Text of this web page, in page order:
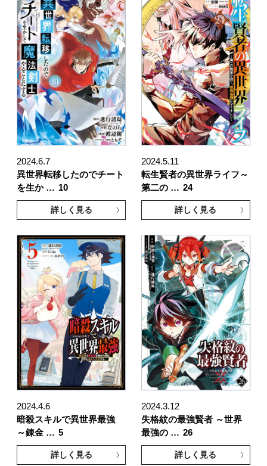
2024.6.7
異世界転移したのでチート
を生か … 10
詳しく見る
2024.5.11
転生賢者の異世界ライフ～
第二の … 24
詳しく見る
2024.4.6
暗殺スキルで異世界最強
～錬金 … 5
詳しく見る
2024.3.12
失格紋の最強賢者 ～世界
最強の … 26
詳しく見る